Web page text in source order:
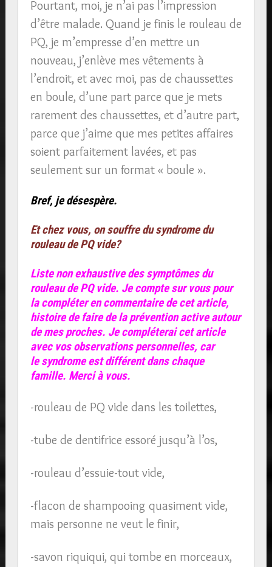
Pourtant, moi, je n’ai pas l’impression
d’être malade. Quand je finis le rouleau de
PQ, je m’empresse d’en mettre un
nouveau, j’enlève mes vêtements à
l’endroit, et avec moi, pas de chaussettes
en boule, d’une part parce que je mets
rarement des chaussettes, et d’autre part,
parce que j’aime que mes petites affaires
soient parfaitement lavées, et pas
seulement sur un format « boule ».
Bref, je désespère.
Et chez vous, on souffre du syndrome du
rouleau de PQ vide?
Liste non exhaustive des symptômes du
rouleau de PQ vide. Je compte sur vous pour
la compléter en commentaire de cet article,
histoire de faire de la prévention active autour
de mes proches. Je compléterai cet article
avec vos observations personnelles, car
le syndrome est différent dans chaque
famille. Merci à vous.
-rouleau de PQ vide dans les toilettes,
-tube de dentifrice essoré jusqu’à l’os,
-rouleau d’essuie-tout vide,
-flacon de shampooing quasiment vide,
mais personne ne veut le finir,
-savon riquiqui, qui tombe en morceaux,